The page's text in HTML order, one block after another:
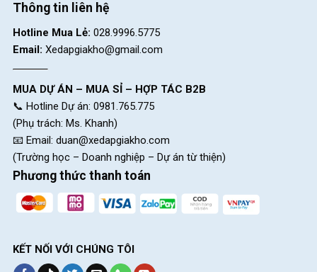
Thông tin liên hệ
Hotline Mua Lẻ: 028.9996.5775
Email: Xedapgiakho@gmail.com
MUA DỰ ÁN – MUA SỈ – HỢP TÁC B2B
📞 Hotline Dự án: 0981.765.775
(Phụ trách: Ms. Khanh)
📧 Email: duan@xedapgiakho.com
(Trường học – Doanh nghiệp – Dự án từ thiện)
Phương thức thanh toán
KẾT NỐI VỚI CHÚNG TÔI